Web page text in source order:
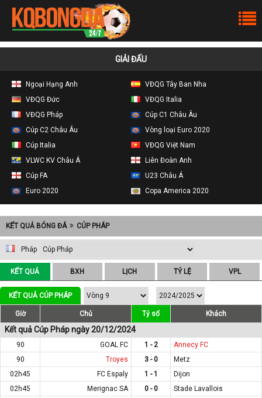
GIẢI ĐẤU
Ngoại Hạng Anh
VĐQG Tây Ban Nha
VĐQG Đức
VĐQG Italia
VĐQG Pháp
Cúp C1 Châu Âu
Cúp C2 Châu Âu
Vòng loại Euro 2020
Cúp Italia
VĐQG Việt Nam
VLWC KV Châu Á
Liên Đoàn Anh
Cúp FA
U23 Châu Á
Euro 2020
Copa America 2020
KẾT QUẢ BÓNG ĐÁ CÚP PHÁP
Pháp
KẾT QUẢ BXH LỊCH TỶ LỆ VPL
KẾT QUẢ CÚP PHÁP
Giờ Chủ Tỷ số Khách
Kết quả Cúp Pháp ngày 20/12/2024
90 GOAL FC 1 - 2
Annecy FC
90
Troyes 3 - 0
Metz
02h45
FC Espaly 1 - 1
Dijon
02h45
Merignac SA 0 - 0
Stade Lavallois